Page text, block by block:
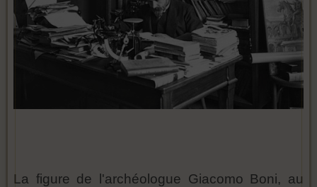
La figure de l'archéologue Giacomo Boni, au